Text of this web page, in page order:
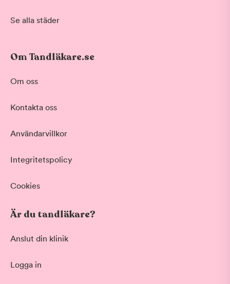
Se alla städer
Om Tandläkare.se
Om oss
Kontakta oss
Användarvillkor
Integritetspolicy
Cookies
Är du tandläkare?
Anslut din klinik
Logga in